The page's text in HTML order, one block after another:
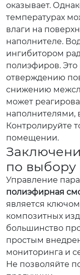
оказывает.
температурах
влаги на
наполнителе.
ингибитором
полиэфиров.
отверждению
снижению
может
наполнителями,
Контролируйте
помещении.
по выбору
Управление
полиэфирная
является
композитных
большинство
простым
мониторинга и
Не позволяйте